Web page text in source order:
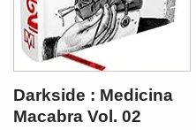
Darkside : Medicina
Macabra Vol. 02